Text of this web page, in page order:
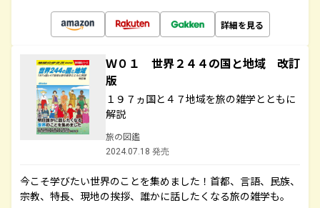
詳細を見る
Ｗ０１ 世界２４４の国と地域 改訂
版
１９７ヵ国と４７地域を旅の雑学とともに
解説
旅の図鑑
2024.07.18 発売
今こそ学びたい世界のことを集めました！首都、言語、民族、
宗教、特長、現地の挨拶、誰かに話したくなる旅の雑学も。